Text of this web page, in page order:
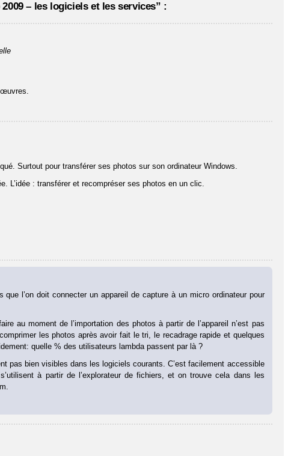
– les logiciels et les services” :
Surtout pour transférer ses photos sur son ordinateur Windows.
L’idée : transférer et recompréser ses photos en un clic.
l’on doit connecter un appareil de capture à un micro ordinateur pour
au moment de l’importation des photos à partir de l’appareil n’est pas
les photos après avoir fait le tri, le recadrage rapide et quelques
quelle % des utilisateurs lambda passent par là ?
pas bien visibles dans les logiciels courants. C’est facilement accessible
à partir de l’explorateur de fichiers, et on trouve cela dans les